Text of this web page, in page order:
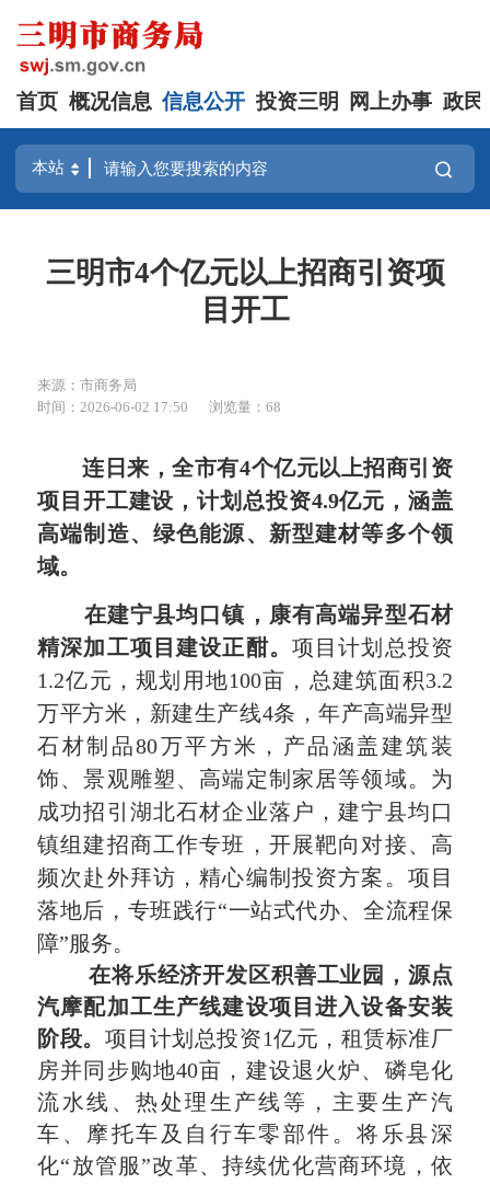
首页 概况信息 信息公开 投资三明 网上办事 政民
三明市4个亿元以上招商引资项
目开工
来源：市商务局
时间：2026-06-02 17:50
浏览量：68
连日来，全市有4个亿元以上招商引资
项目开工建设，计划总投资4.9亿元， 涵盖
高端制造、绿色能源、新型建材等多个领
域。
在建宁县均口镇，康有高端异型石材
精深加工项目建设正酣。 项目计划总投资
1.2亿元，规划用地100亩，总建筑面积3.2
万平方米，新建生产线4条，年产高端异型
石材制品80万平方米，产品涵盖建筑装
饰、景观雕塑、高端定制家居等领域。为
成功招引湖北石材企业落户，建宁县均口
镇组建招商工作专班，开展靶向对接、高
频次赴外拜访，精心编制投资方案。项目
落地后，专班践行“一站式代办、全流程保
障”服务。
在将乐经济开发区积善工业园， 源点
汽摩配加工生产线建设项目进入设备安装
阶段。 项目计划总投资1亿元，租赁标准厂
房并同步购地40亩，建设退火炉、磷皂化
流水线、热处理生产线等，主要生产汽
车、摩托车及自行车零部件。将乐县深
化“放管服”改革、持续优化营商环境，依